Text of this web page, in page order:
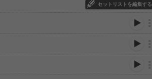
セットリストを編集する